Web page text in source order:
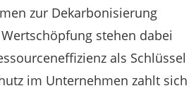
zur Dekarbonisierung
stehen dabei
als Schlüssel
im Unternehmen zahlt sich